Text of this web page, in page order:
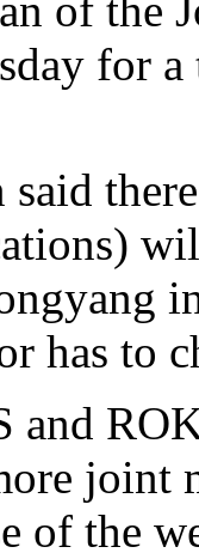
of the
for
has to
and
of the